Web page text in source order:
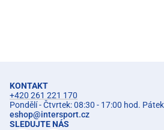
KONTAKT
+420 261 221 170
Pondělí - Čtvrtek: 08:30 - 17:00 hod.
eshop@intersport.cz
SLEDUJTE NÁS